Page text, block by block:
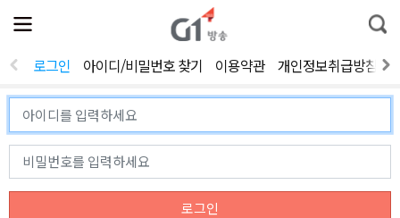
전
체
뉴
열
통
합
색
로그인 아이디/비밀번호 찾기 이용약관 개인정보취급방침
로그인